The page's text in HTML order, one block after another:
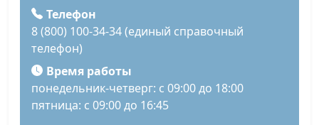
Телефон
8 (800) 100-34-34 (единый справочный
телефон)
Время работы
понедельник-четверг: с 09:00 до 18:00
пятница: с 09:00 до 16:45